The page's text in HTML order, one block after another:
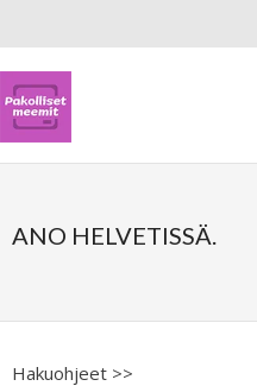
ANO HELVETISSÄ.
Hakuohjeet >>